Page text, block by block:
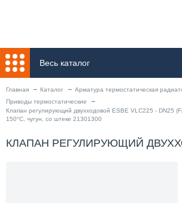
Весь каталог
Главная Каталог
Арматура термостатическая
Приводы термостатические
Клапан регулирующий двухходовой ESBE VLC225 - DN25
150°C, чугун, со штеке 21301300
КЛАПАН РЕГУЛИРУЮЩИЙ